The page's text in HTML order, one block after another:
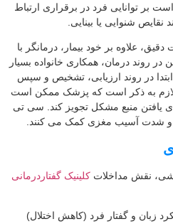
توانایی فرد در برقراری ارتباط
شنوایی یا بینایی.
علاوه بر خود بیمار، درمانگر با
روند درمان، همکاری خانواده بسیار
در روند ارزیابی، تشخیص و سپس
به ذکر است که پزشک ممکن است
یافتن منبع مشکل تجویز کند. سی تی
شدت آسیب مغزی کمک می کنند.
نقش مداخلاتکلینیک گفتاردرمانی
زبان و گفتار فرد (کاهش اختلال)